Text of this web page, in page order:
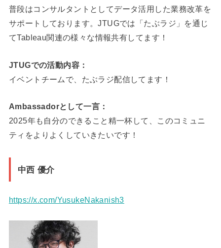
普段はコンサルタントとしてデータ活用した業務改革を
サポートしております。JTUGでは「たぶラジ」を通じ
てTableau関連の様々な情報共有してます！
JTUGでの活動内容：
イベントチームで、たぶラジ配信してます！
Ambassadorとして一言：
2025年も自分のできること精一杯して、このコミュニ
ティをよりよくしていきたいです！
中西 優介
https://x.com/YusukeNakanish3